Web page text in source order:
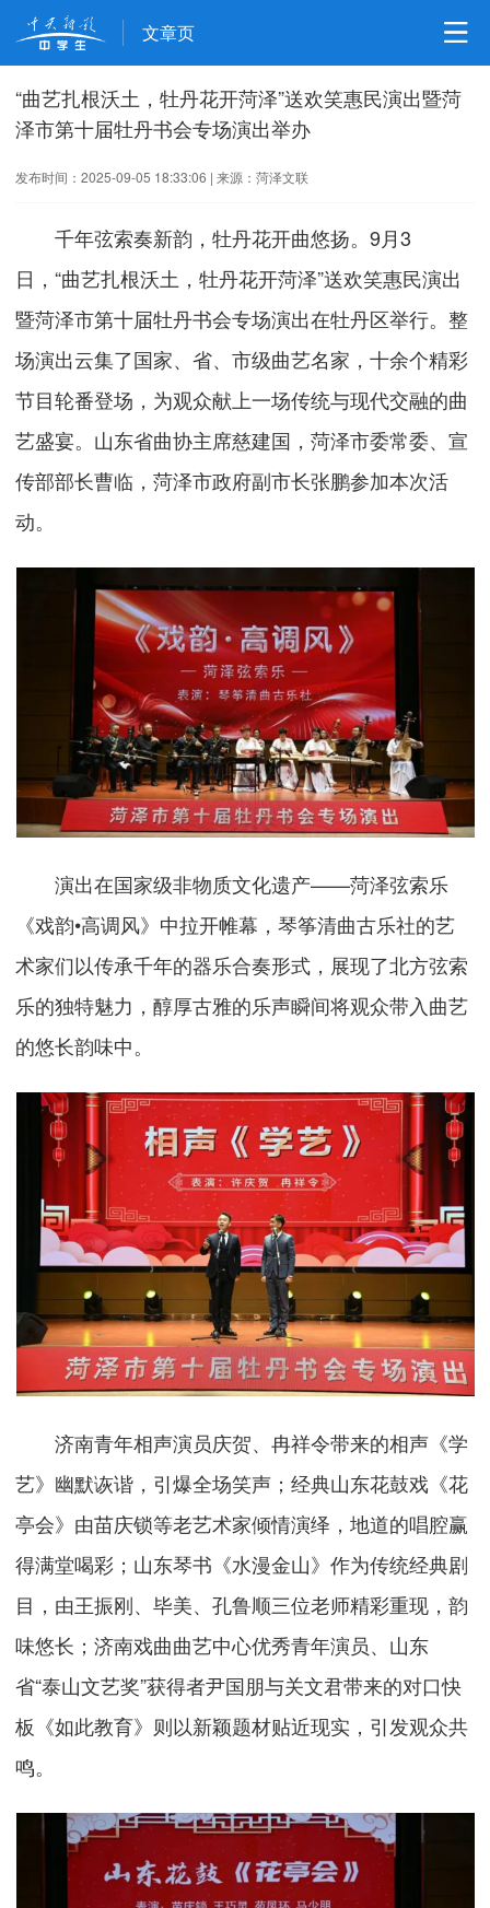
文章页
“曲艺扎根沃土，牡丹花开菏泽”送欢笑惠民演出暨菏
泽市第十届牡丹书会专场演出举办
发布时间：2025-09-05 18:33:06 |来源：菏泽文联
千年弦索奏新韵，牡丹花开曲悠扬。9月3
日，“曲艺扎根沃土，牡丹花开菏泽”送欢笑惠民演出
暨菏泽市第十届牡丹书会专场演出在牡丹区举行。整
场演出云集了国家、省、市级曲艺名家，十余个精彩
节目轮番登场，为观众献上一场传统与现代交融的曲
艺盛宴。山东省曲协主席慈建国，菏泽市委常委、宣
传部部长曹临，菏泽市政府副市长张鹏参加本次活
动。
演出在国家级非物质文化遗产——菏泽弦索乐
《戏韵•高调风》中拉开帷幕，琴筝清曲古乐社的艺
术家们以传承千年的器乐合奏形式，展现了北方弦索
乐的独特魅力，醇厚古雅的乐声瞬间将观众带入曲艺
的悠长韵味中。
济南青年相声演员庆贺、冉祥令带来的相声《学
艺》幽默诙谐，引爆全场笑声；经典山东花鼓戏《花
亭会》由苗庆锁等老艺术家倾情演绎，地道的唱腔赢
得满堂喝彩；山东琴书《水漫金山》作为传统经典剧
目，由王振刚、毕美、孔鲁顺三位老师精彩重现，韵
味悠长；济南戏曲曲艺中心优秀青年演员、山东
省“泰山文艺奖”获得者尹国朋与关文君带来的对口快
板《如此教育》则以新颖题材贴近现实，引发观众共
鸣。